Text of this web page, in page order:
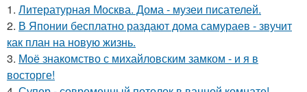
1. Литературная Москва. Дома - музеи писателей.
2. В Японии бесплатно раздают дома самураев - звучит
как план на новую жизнь.
3. Моё знакомство с михайловским замком - и я в
восторге!